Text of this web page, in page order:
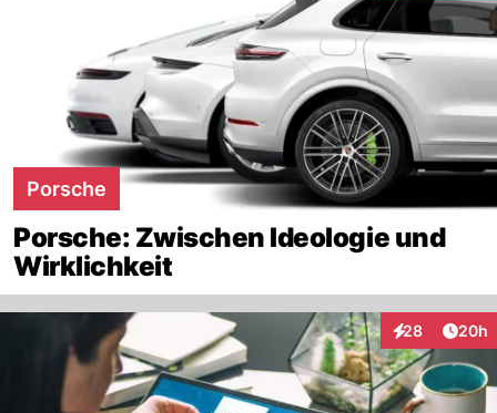
Porsche
Porsche: Zwischen Ideologie und
Wirklichkeit
28
Interaktionen
20h